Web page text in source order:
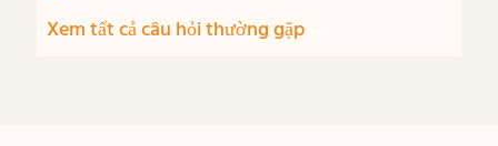
Xem tất cả câu hỏi thường gặp